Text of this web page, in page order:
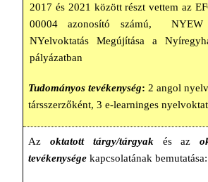
2017 és 2021 között részt vettem az
00004 azonosító számú,
NYelvoktatás Megújítása a
pályázatban
Tudományos tevékenység: 2 angol
társszerzőként, 3 e-learninges
Az oktatott tárgy/tárgyakés az
tevékenysége kapcsolatának bemutatása: